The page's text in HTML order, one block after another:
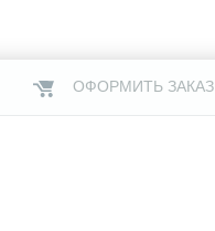
ОФОРМИТЬ ЗАКАЗ